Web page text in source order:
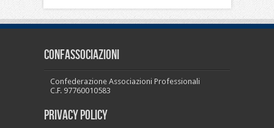
CONFASSOCIAZIONI
Confederazione Associazioni Professionali
C.F. 97760010583
PRIVACY POLICY